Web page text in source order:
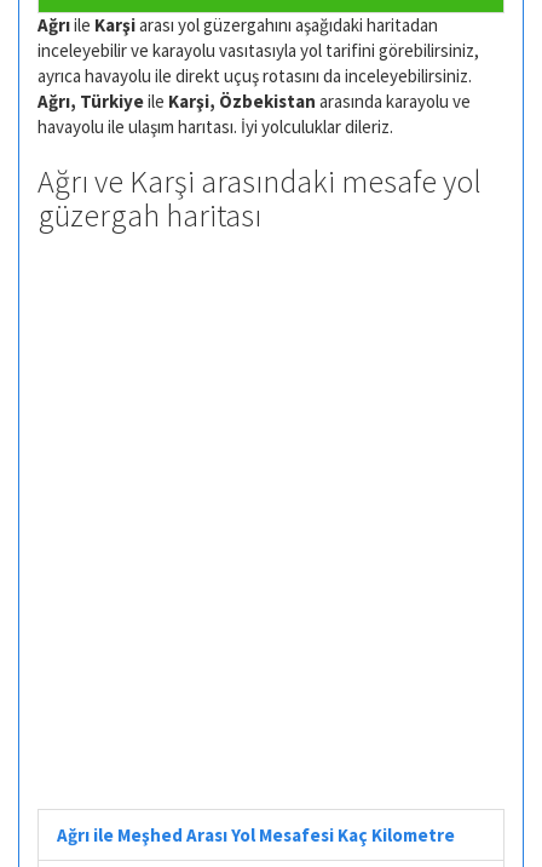
Ağrıile Karşiarası yol güzergahını aşağıdaki haritadan
inceleyebilir ve karayolu vasıtasıyla yol tarifini görebilirsiniz,
ayrıca havayolu ile direkt uçuş rotasını da inceleyebilirsiniz.
Ağrı, Türkiyeile Karşi, Özbekistan arasında karayolu ve
havayolu ile ulaşım harıtası. İyi yolculuklar dileriz.
Ağrı ve Karşi arasındaki mesafe yol
güzergah haritası
Ağrı ile Meşhed Arası Yol Mesafesi Kaç Kilometre